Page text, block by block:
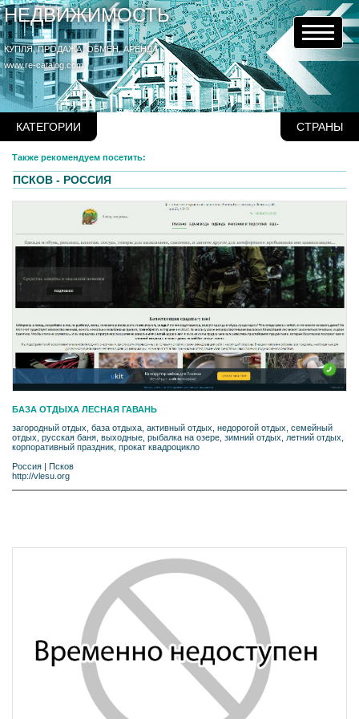
НЕДВИЖИМОСТЬ
КУПЛЯ, ПРОДАЖА, ОБМЕН, АРЕНДА
www.re-catalog.com
КАТЕГОРИИ СТРАНЫ
Также рекомендуем посетить:
ПСКОВ - РОССИЯ
БАЗА ОТДЫХА ЛЕСНАЯ ГАВАНЬ
загородный отдых, база отдыха, активный отдых, недорогой отдых, семейный
отдых, русская баня, выходные, рыбалка на озере, зимний отдых, летний отдых,
корпоративный праздник, прокат квадроцикло
Россия
Псков
http://vlesu.org